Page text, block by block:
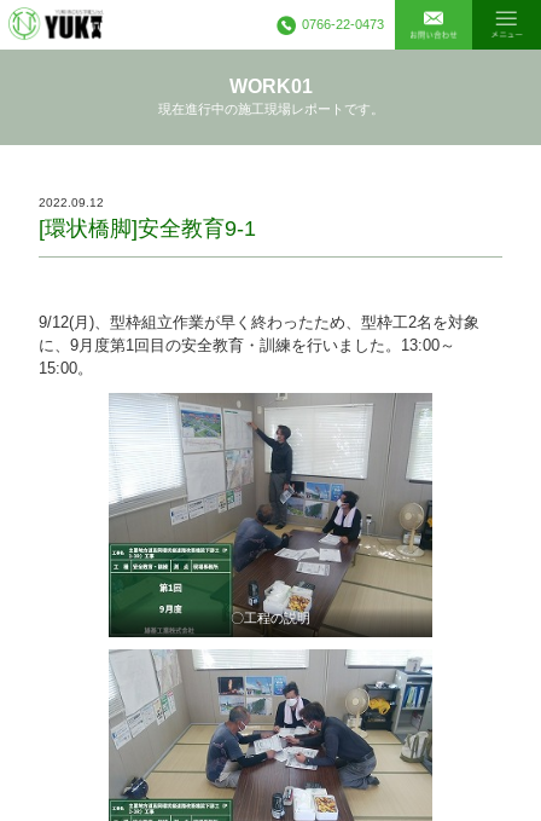
0766-22-0473
WORK01
現在進行中の施工現場レポートです。
2022.09.12
[環状橋脚]安全教育9-1
9/12(月)、型枠組立作業が早く終わったため、型枠工2名を対象
に、9月度第1回目の安全教育・訓練を行いました。13:00～
15:00。
〇工程の説明